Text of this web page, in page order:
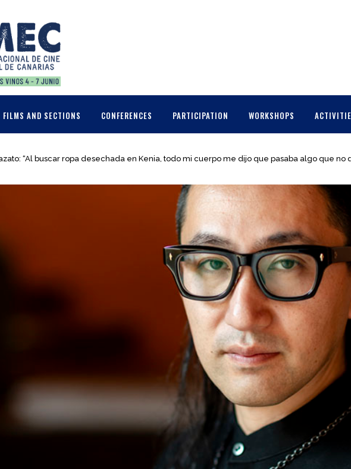
FILMS AND SECTIONS CONFERENCES PARTICIPATION WORKSHOPS
“Al buscar ropa desechada en Kenia, todo mi cuerpo me dijo que pasaba algo que no